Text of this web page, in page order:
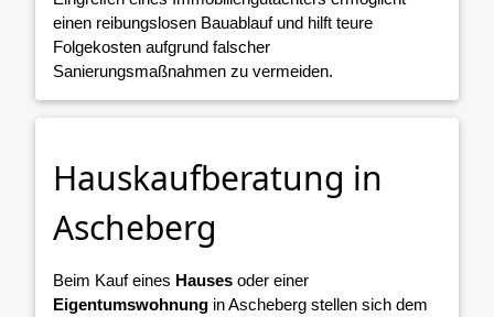
einen reibungslosen Bauablauf und hilft teure
Folgekosten aufgrund falscher
Sanierungsmaßnahmen zu vermeiden.
Hauskaufberatung in
Ascheberg
Beim Kauf eines Hauses oder einer
Eigentumswohnung in Ascheberg stellen sich dem